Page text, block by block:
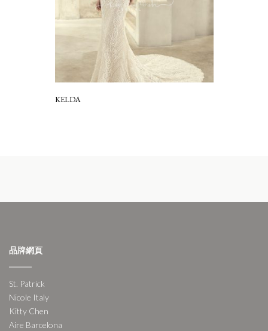
KELDA
品牌網頁
St. Patrick
Nicole Italy
Kitty Chen
Aire Barcelona